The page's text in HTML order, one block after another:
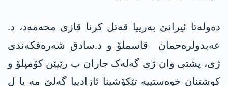
دەولەتا ئیرانێ بەرییا قەتل کرنا قازی محه‌مه‌د، د.
عەبدولرەحمان قاسملۆ و د.سادق شەرەفکەندی
ژی، پشتی وان ژی گەلەک جاران ب رێیێن کۆمپلۆ و
کوشتنان خوەستییە تێکۆشینا ئازادییا گەلێ مە یا ل